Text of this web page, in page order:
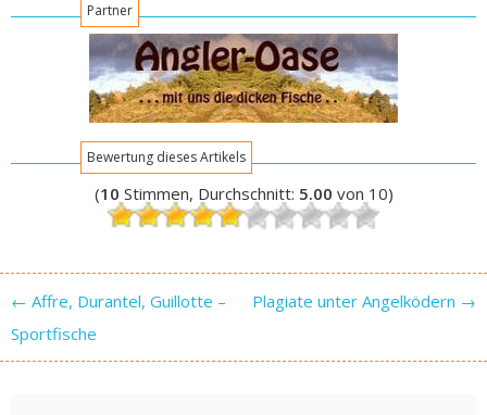
Partner
Bewertung dieses Artikels
(10 Stimmen, Durchschnitt: 5.00 von 10)
Post navigation
← Affre, Durantel, Guillotte –
Sportfische
Plagiate unter Angelködern →